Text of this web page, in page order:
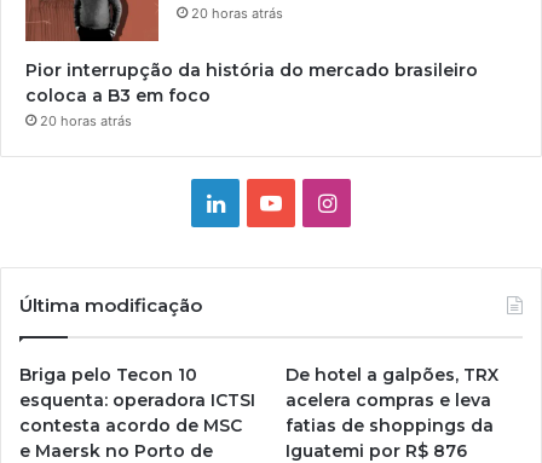
20 horas atrás
Pior interrupção da história do mercado brasileiro
coloca a B3 em foco
20 horas atrás
LinkedinYouTubeInstagram
Última modificação
Briga pelo Tecon 10
esquenta: operadora ICTSI
contesta acordo de MSC
e Maersk no Porto de
De hotel a galpões, TRX
acelera compras e leva
fatias de shoppings da
Iguatemi por R$ 876